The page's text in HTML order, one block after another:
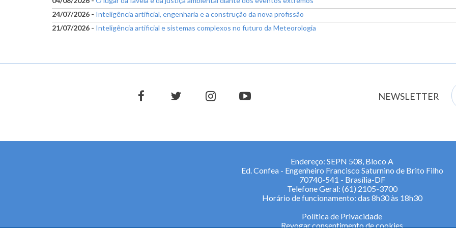
24/07/2026 - Inteligência artificial, engenharia e a construção da nova profissão
21/07/2026 - Inteligência artificial e sistemas complexos no futuro da Meteorologia
facebooktwitter instagramyoutube NEWSLETTER
Endereço: SEPN 508, Bloco A
Ed. Confea - Engenheiro Francisco Saturnino de Brito Filho
70740-541 - Brasília-DF
Telefone Geral: (61) 2105-3700
Horário de funcionamento: das 8h30 às 18h30
Política de Privacidade
Revogar consentimento de cookies